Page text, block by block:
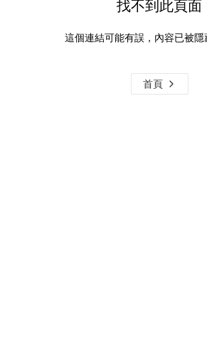
找不到此頁面
這個連結可能有誤，內容已被隱
首頁